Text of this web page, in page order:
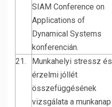
SIAM Conference on
Applications of
Dynamical Systems
konferencián.
21.
Munkahelyi stressz és
érzelmi jóllét
összefüggésének
vizsgálata a munkanap